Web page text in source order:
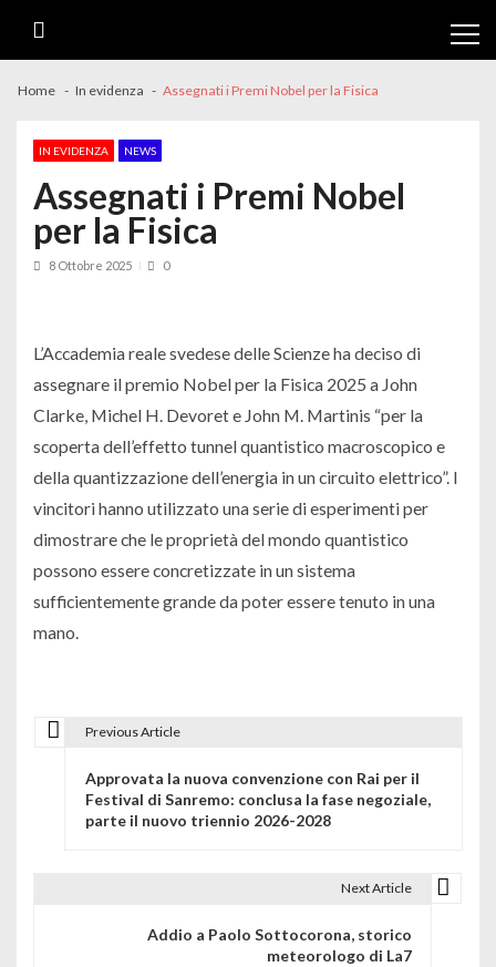
Home In evidenza Assegnati i Premi Nobel per la Fisica
IN EVIDENZA NEWS
Assegnati i Premi Nobel
per la Fisica
8 Ottobre 2025 0
L’Accademia reale svedese delle Scienze ha deciso di
assegnare il premio Nobel per la Fisica 2025 a John
Clarke, Michel H. Devoret e John M. Martinis “per la
scoperta dell’effetto tunnel quantistico macroscopico e
della quantizzazione dell’energia in un circuito elettrico”. I
vincitori hanno utilizzato una serie di esperimenti per
dimostrare che le proprietà del mondo quantistico
possono essere concretizzate in un sistema
sufficientemente grande da poter essere tenuto in una
mano.
Previous Article
Approvata la nuova convenzione con Rai per il
Festival di Sanremo: conclusa la fase negoziale,
parte il nuovo triennio 2026-2028
Next Article
Addio a Paolo Sottocorona, storico
meteorologo di La7